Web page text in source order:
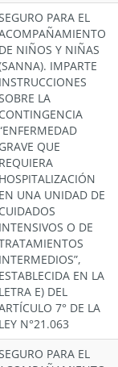
PARA EL
DE NIÑOS Y NIÑAS
IMPARTE
INSTRUCCIONES
LA
CONTINGENCIA
GRAVE QUE
REQUIERA
HOSPITALIZACIÓN
EN UNA UNIDAD DE
CUIDADOS
INTENSIVOS O DE
INTERMEDIOS”,
ESTABLECIDA EN LA
LETRA E) DEL
7° DE LA
LEY N°21.063
PARA EL